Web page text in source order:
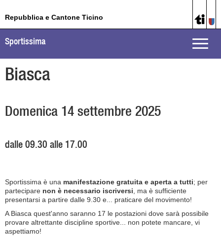
Repubblica e Cantone Ticino
Toggle
Sportissima
Biasca
Domenica 14 settembre 2025
dalle 09.30 alle 17.00
Sportissima è una manifestazione gratuita e aperta a tutti; per
partecipare non è necessario iscriversi , ma è sufficiente
presentarsi a partire dalle 9.30 e... praticare del movimento!
A Biasca quest'anno saranno 17 le postazioni dove sarà possibile
provare altrettante discipline sportive... non potete mancare, vi
aspettiamo!